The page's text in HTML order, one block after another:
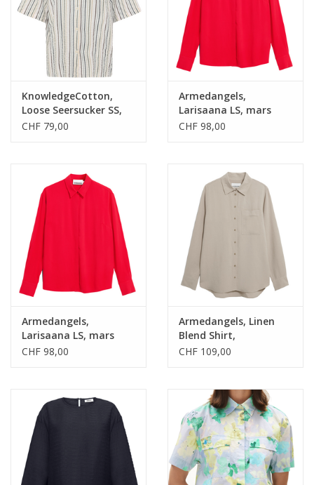
KnowledgeCotton,
Loose Seersucker SS,
multi stripe, L
CHF 79,00
Armedangels,
Larisaana LS, mars
red, XS
CHF 98,00
Armedangels,
Larisaana LS, mars
red, S
CHF 98,00
Armedangels, Linen
Blend Shirt,
sandstone, L
CHF 109,00